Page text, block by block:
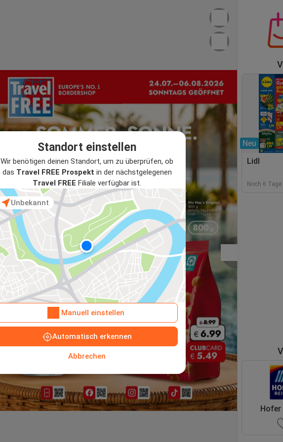
Standort einstellen
Wir benötigen deinen Standort, um zu überprüfen, ob
das Travel FREE Prospekt in der nächstgelegenen
Travel FREE Filiale verfügbar ist.
Unbekannt
Manuell einstellen
Automatisch erkennen
Abbrechen
Neu
Lidl
Noch 6
Hofer